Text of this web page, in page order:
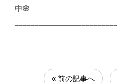
中🌸
« 前の記事へ